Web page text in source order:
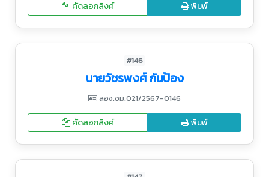
คัดลอกลิงค์ พิมพ์
#146
นายวัชรพงศ์ กันป้อง
สอจ.ชม.021/2567-0146
คัดลอกลิงค์ พิมพ์